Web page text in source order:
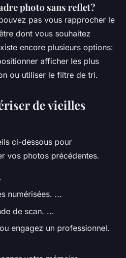
photo sans reflet?
pas vous rapprocher le
dont vous souhaitez
encore plusieurs options:
afficher les plus
ou utiliser le filtre de tri.
de vieilles
ci-dessous pour
vos photos précédentes.
numérisées. ...
de scan. ...
engagez un professionnel.